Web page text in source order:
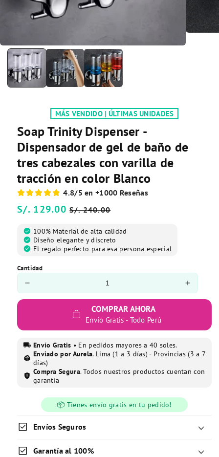
MÁS VENDIDO | ÚLTIMAS UNIDADES
Soap Trinity Dispenser -
Dispensador de gel de baño de
tres cabezales con varilla de
tracción en color Blanco
4.8/5 en +1000 Reseñas
Precio
S/. 129.00 Precio
oferta
S/. 240.00
check_circle 100% Material de alta calidad
check_circle Diseño elegante y discreto
check_circle El regalo perfecto para esa persona especial
Cantidad
cantidad
Trinity
-
Dispensador
de
gel
baño
tres
cabezales
varilla
Trinity
de
baño
de
varilla
COMPRAR AHORA
Envío Gratis - Todo Perú
local_shipping Envío Gratis • En pedidos mayores a 40 soles.
package_2 Enviado por Aurela. Lima (1 a 3 días) - Provincias (3 a 7
días)
encrypted Compra Segura. Todos nuestros productos cuentan con
garantía
📦 Tienes envío gratis en tu pedido!
check_box Envíos Seguros
check_box Garantía al 100%